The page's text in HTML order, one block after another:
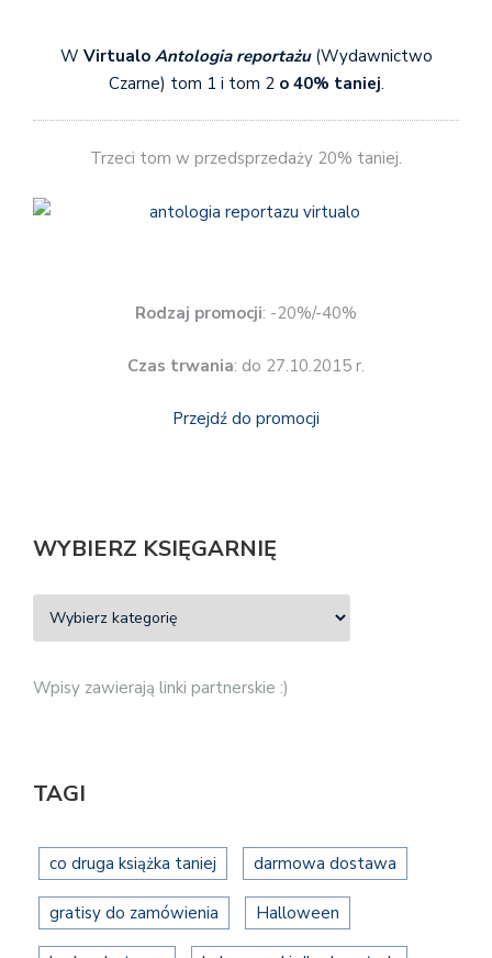
W Virtualo Antologia reportażu(Wydawnictwo
Czarne) tom 1 i tom 2 o 40% taniej.
Trzeci tom w przedsprzedaży 20% taniej.
Rodzaj promocji: -20%/-40%
Czas trwania: do 27.10.2015 r.
Przejdź do promocji
WYBIERZ KSIĘGARNIĘ
Wpisy zawierają linki partnerskie :)
TAGI
co druga książka taniej darmowa dostawa
gratisy do zamówienia Halloween